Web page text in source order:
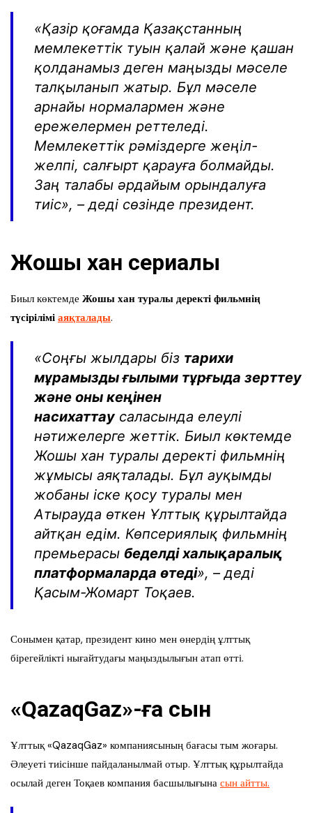
«Қазір қоғамда Қазақстанның
мемлекеттік туын қалай және қашан
қолданамыз деген маңызды мәселе
талқыланып жатыр. Бұл мәселе
арнайы нормалармен және
ережелермен реттеледі.
Мемлекеттік рәміздерге жеңіл-
желпі, салғырт қарауға болмайды.
Заң талабы әрдайым орындалуға
тиіс», – деді сөзінде президент.
Жошы хан сериалы
Биыл көктемде Жошы хан туралы деректі фильмнің
түсірілімі аяқталады.
«Соңғы жылдары біз тарихи
мұрамызды ғылыми тұрғыда зерттеу
және оны кеңінен
насихаттау саласында елеулі
нәтижелерге жеттік. Биыл көктемде
Жошы хан туралы деректі фильмнің
жұмысы аяқталады. Бұл ауқымды
жобаны іске қосу туралы мен
Атырауда өткен Ұлттық құрылтайда
айтқан едім. Көпсериялық фильмнің
премьерасы беделді халықаралық
платформаларда өтеді», – деді
Қасым-Жомарт Тоқаев.
Сонымен қатар, президент кино мен өнердің ұлттық
бірегейлікті нығайтудағы маңыздылығын атап өтті.
«QazaqGaz»-ға сын
Ұлттық «QazaqGaz» компаниясының бағасы тым жоғары.
Әлеуеті тиісінше пайдаланылмай отыр. Ұлттық құрылтайда
осылай деген Тоқаев компания басшылығына сын айтты.